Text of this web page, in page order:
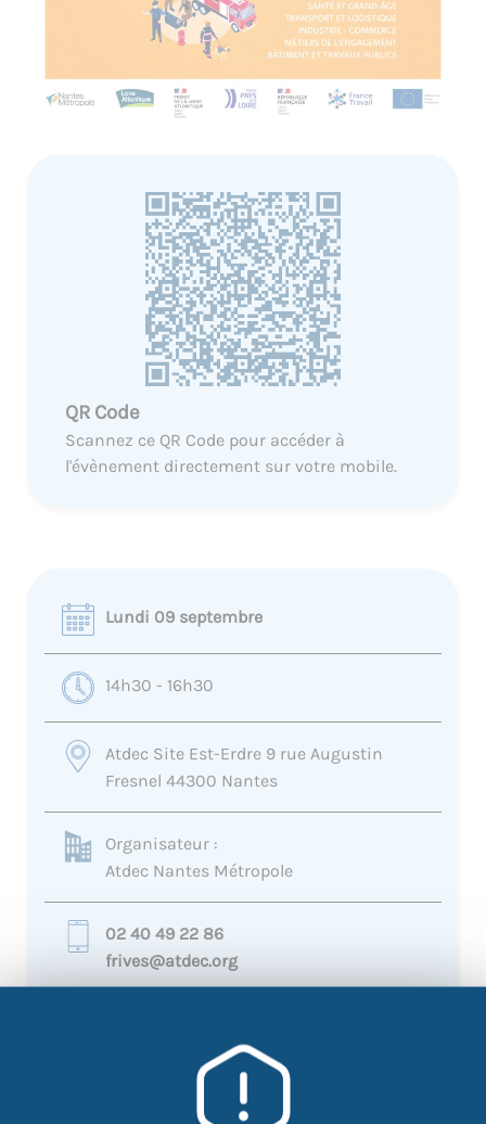
QR Code
Scannez ce QR Code pour accéder à
l'évènement directement sur votre mobile.
Lundi 09 septembre
14h30 - 16h30
Atdec Site Est-Erdre 9 rue Augustin
Fresnel 44300 Nantes
Organisateur :
Atdec Nantes Métropole
02 40 49 22 86
frives@atdec.org